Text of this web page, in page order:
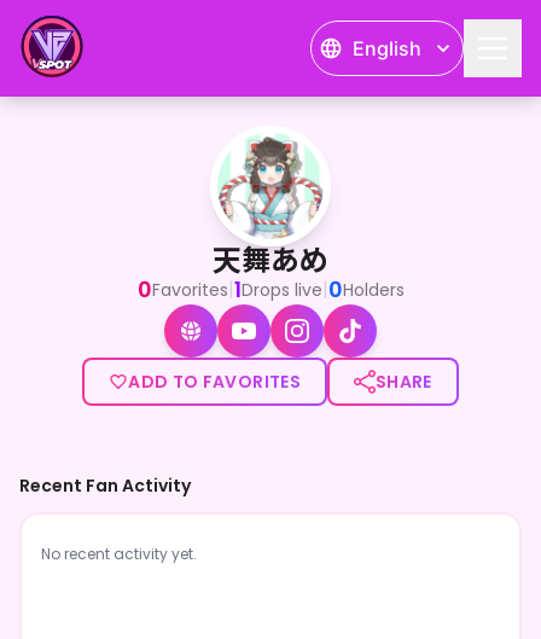
English
天舞あめ
<p>皆様の最寄りの神社にお仕えする、お歌やお絵描きが大
天舞あめ
0Favorites|1Drops live|0Holders
ADD TO FAVORITES SHARE
Recent Fan Activity
No recent activity yet.